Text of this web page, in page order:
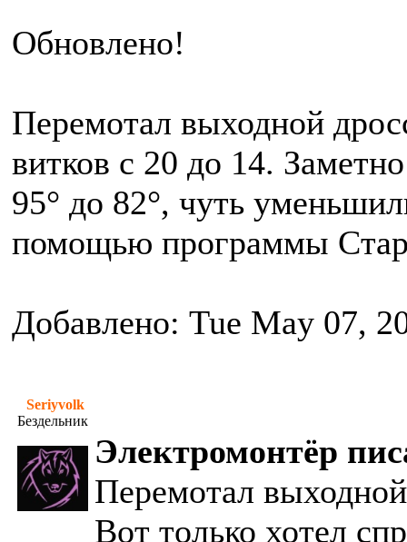
Обновлено!
Перемотал выходной
витков с 20 до 14.
95° до 82°, чуть
помощью программы
Добавлено: Tue May 07,
Seriyvolk
Бездельник
Электромонтёр
Перемотал
Вот только хотел